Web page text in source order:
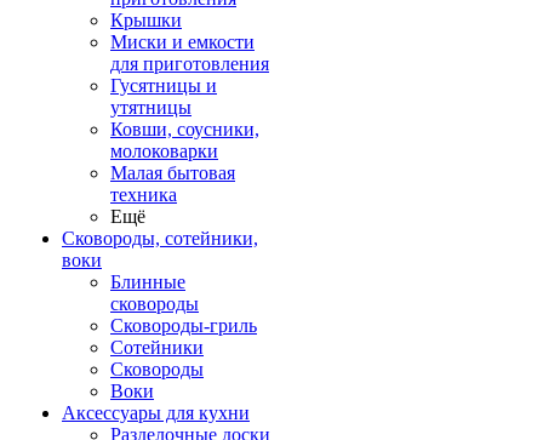
Крышки
Миски и емкости
для приготовления
Гусятницы и
утятницы
Ковши, соусники,
молоковарки
Малая бытовая
техника
Ещё
Сковороды, сотейники,
воки
Блинные
сковороды
Сковороды-гриль
Сотейники
Сковороды
Воки
Аксессуары для кухни
Разделочные доски